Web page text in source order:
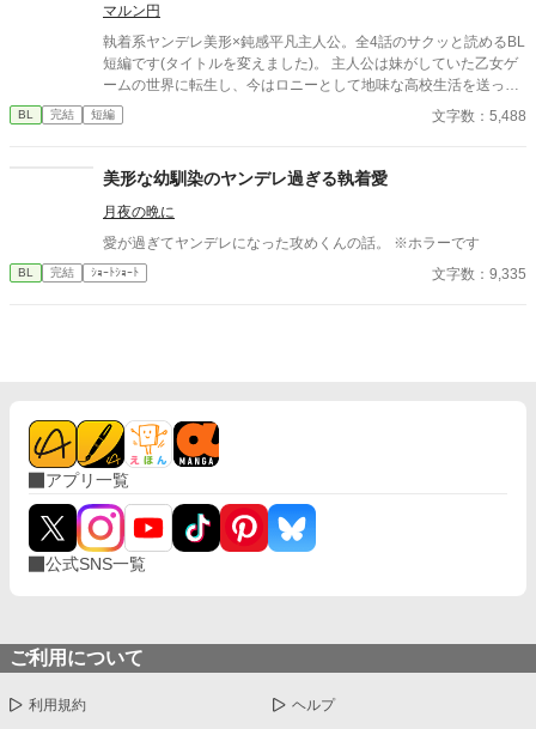
マルン円
執着系ヤンデレ美形×鈍感平凡主人公。全4話のサクッと読めるBL
短編です(タイトルを変えました)。 主人公は妹がしていた乙女ゲ
ームの世界に転生し、今はロニーとして地味な高校生活を送って
いる。内気なロニーが気軽に学校で話せる友達は同級生のエドだ
けで、ロニーとエドはいっしょにいることが多かった。 しかし、
て、エドがヒロインに執着しまくるメインキャラの一人だったこ
とを思い出す。 平凡な生活を送りたいロニーは、これからヒロイ
ンのことを好きになるであろうエドとは距離を置こうと決意す
る。 タイトルを変えました。 前のタイトルは、「モブなのに、い
ていた」です。 急に変えてしまい、すみません。
BL 完結 短編 文字数：5,488
美形な幼馴染のヤンデレ過ぎる執着愛
月夜の晩に
愛が過ぎてヤンデレになった攻めくんの話。 ※ホラーです
BL 完結 ｼｮｰﾄｼｮｰﾄ 文字数：9,335
アプリ一覧
公式SNS一覧
ご利用について
利用規約 ヘルプ